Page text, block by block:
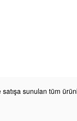
sunulan tüm